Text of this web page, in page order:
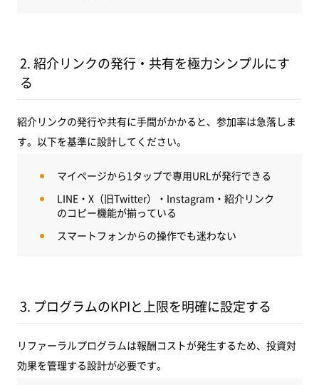
2. 紹介リンクの発行・共有を極力シンプルにす
る
紹介リンクの発行や共有に手間がかかると、参加率は急落しま
す。以下を基準に設計してください。
マイページから1タップで専用URLが発行できる
LINE・X（旧Twitter）・Instagram・紹介リンク
のコピー機能が揃っている
スマートフォンからの操作でも迷わない
3. プログラムのKPIと上限を明確に設定する
リファーラルプログラムは報酬コストが発生するため、投資対
効果を管理する設計が必要です。